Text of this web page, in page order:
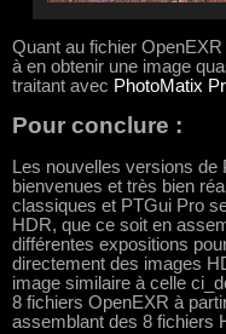
Quant au fichier
à en obtenir une image
traitant avec PhotoMatix
Pour conclure :
Les nouvelles versions de
bienvenues et très bien
classiques et PTGui Pro
HDR, que ce soit en
différentes expositions
directement des images
image similaire à celle
8 fichiers OpenEXR à
assemblant des 8 fichiers